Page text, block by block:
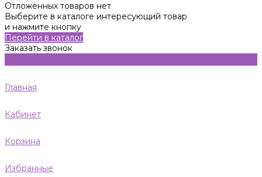
Отложенных товаров нет
Выберите в каталоге интересующий товар
и нажмите кнопку
Перейти в каталог
Заказать звонок
Главная
Кабинет
Корзина
Избранные